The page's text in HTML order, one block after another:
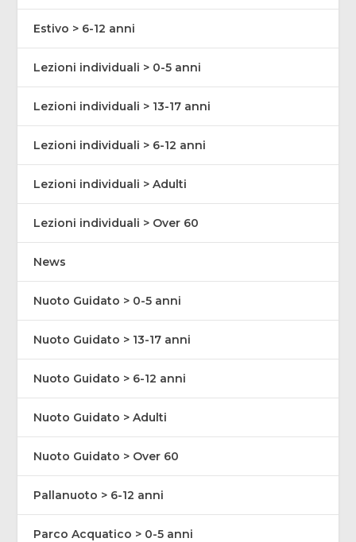
Estivo > 6-12 anni
Lezioni individuali > 0-5 anni
Lezioni individuali > 13-17 anni
Lezioni individuali > 6-12 anni
Lezioni individuali > Adulti
Lezioni individuali > Over 60
News
Nuoto Guidato > 0-5 anni
Nuoto Guidato > 13-17 anni
Nuoto Guidato > 6-12 anni
Nuoto Guidato > Adulti
Nuoto Guidato > Over 60
Pallanuoto > 6-12 anni
Parco Acquatico > 0-5 anni